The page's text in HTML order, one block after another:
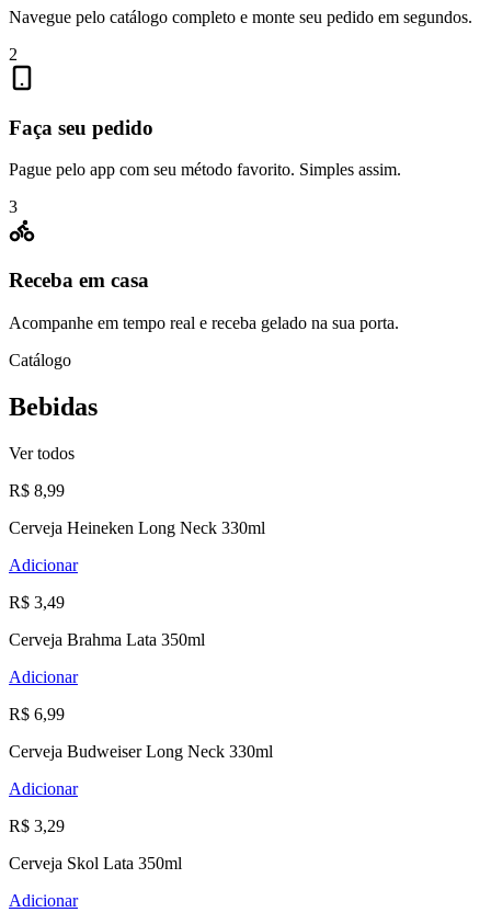
Navegue pelo catálogo completo e monte seu pedido em segundos.
2
Faça seu pedido
Pague pelo app com seu método favorito. Simples assim.
3
Receba em casa
Acompanhe em tempo real e receba gelado na sua porta.
Catálogo
Bebidas
Ver todos
R$ 8,99
Cerveja Heineken Long Neck 330ml
Adicionar
R$ 3,49
Cerveja Brahma Lata 350ml
Adicionar
R$ 6,99
Cerveja Budweiser Long Neck 330ml
Adicionar
R$ 3,29
Cerveja Skol Lata 350ml
Adicionar